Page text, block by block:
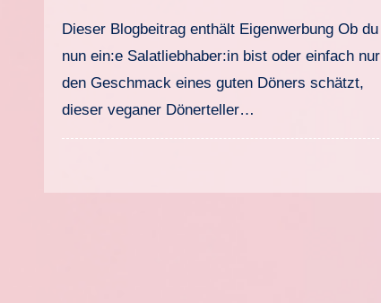
Dieser Blogbeitrag enthält Eigenwerbung Ob du
nun ein:e Salatliebhaber:in bist oder einfach nur
den Geschmack eines guten Döners schätzt,
dieser veganer Dönerteller…